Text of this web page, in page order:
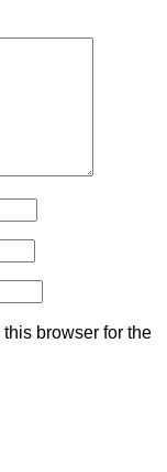
browser for the